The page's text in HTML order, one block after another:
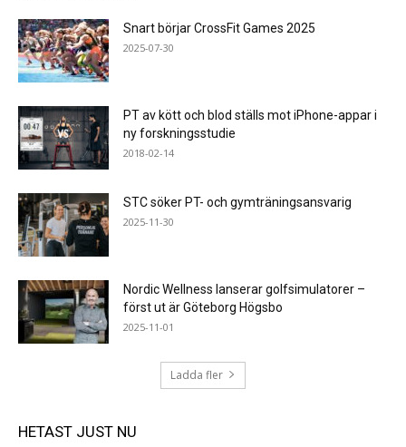
Snart börjar CrossFit Games 2025
2025-07-30
PT av kött och blod ställs mot iPhone-appar i
ny forskningsstudie
2018-02-14
STC söker PT- och gymträningsansvarig
2025-11-30
Nordic Wellness lanserar golfsimulatorer –
först ut är Göteborg Högsbo
2025-11-01
Ladda fler
HETAST JUST NU